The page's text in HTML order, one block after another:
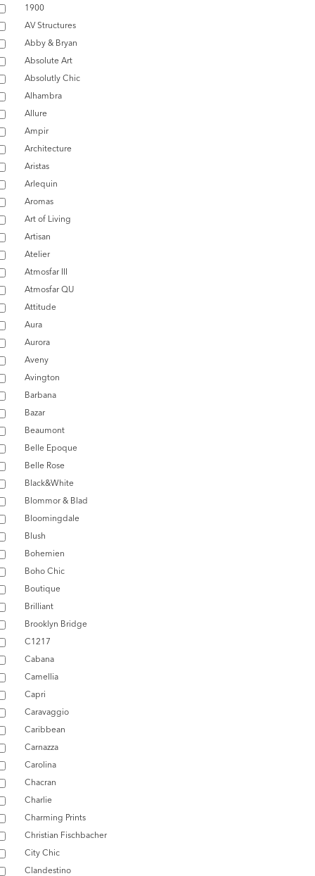
1900
AV Structures
Abby & Bryan
Absolute Art
Absolutly Chic
Alhambra
Allure
Ampir
Architecture
Aristas
Arlequin
Aromas
Art of Living
Artisan
Atelier
Atmosfar III
Atmosfar QU
Attitude
Aura
Aurora
Aveny
Avington
Barbana
Bazar
Beaumont
Belle Epoque
Belle Rose
Black&White
Blommor & Blad
Bloomingdale
Blush
Bohemien
Boho Chic
Boutique
Brilliant
Brooklyn Bridge
C1217
Cabana
Camellia
Capri
Caravaggio
Caribbean
Carnazza
Carolina
Chacran
Charlie
Charming Prints
Christian Fischbacher
City Chic
Clandestino